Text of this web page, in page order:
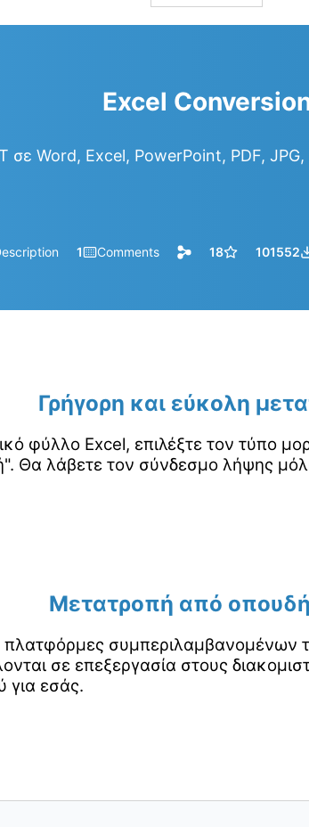
Excel
σε Word, Excel, PowerPoint, PDF,
1 Comments 18 101552
Γρήγορη και εύκολη
φύλλο Excel, επιλέξτε τον τύπο
Θα λάβετε τον σύνδεσμο λήψης
Μετατροπή από
πλατφόρμες
σε επεξεργασία στους
για εσάς.